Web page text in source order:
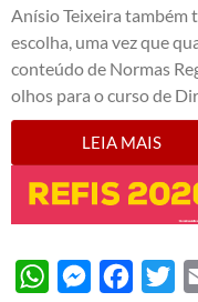
Anísio Teixeira também
escolha, uma vez que
conteúdo de Normas
olhos para o curso de
LEIA MAIS
WhatsAppMessenger